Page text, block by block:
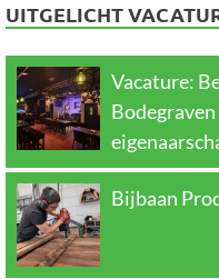
UITGELICHT
Vacature:
Bijbaan